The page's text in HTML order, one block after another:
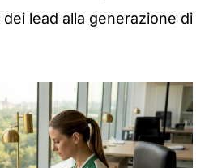
lead alla generazione di